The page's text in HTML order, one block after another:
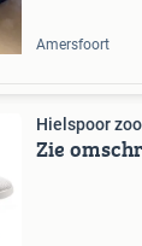
Amersfoort
Hielspoor
Zie